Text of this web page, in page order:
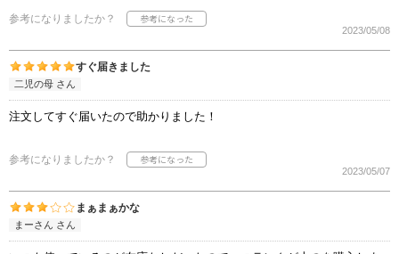
参考になりましたか？
2023/05/08
すぐ届きました
二児の母 さん
注文してすぐ届いたので助かりました！
参考になりましたか？
2023/05/07
まぁまぁかな
まーさん さん